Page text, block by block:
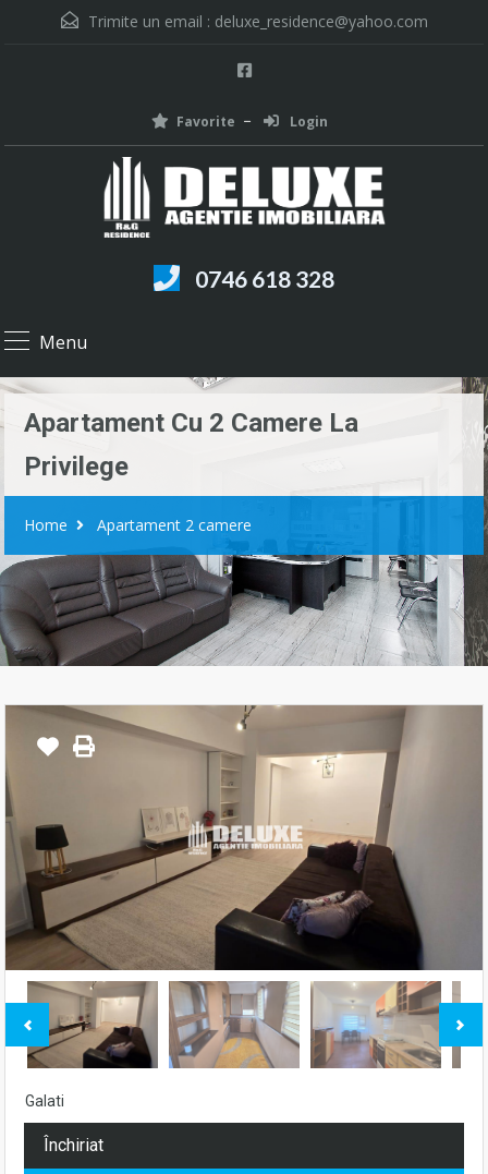
Trimite un email : deluxe_residence@yahoo.com
Favorite Login
0746 618 328
Menu
Apartament Cu 2 Camere La
Privilege
Home Apartament 2 camere
Galati
Închiriat